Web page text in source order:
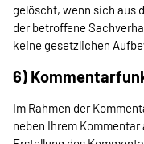
gelöscht, wenn sich aus
der betroffene
keine gesetzlichen
6)
Im Rahmen der
neben Ihrem